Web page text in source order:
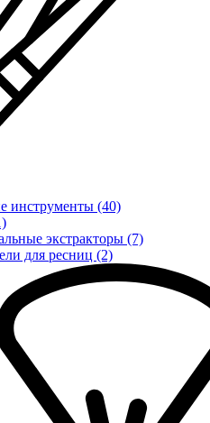
инструменты (40)
экстракторы (7)
для ресниц (2)